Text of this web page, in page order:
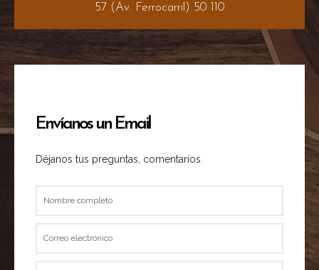
57 (Av. Ferrocarril) 50 110
Envíanos un Email
Déjanos tus preguntas, comentarios